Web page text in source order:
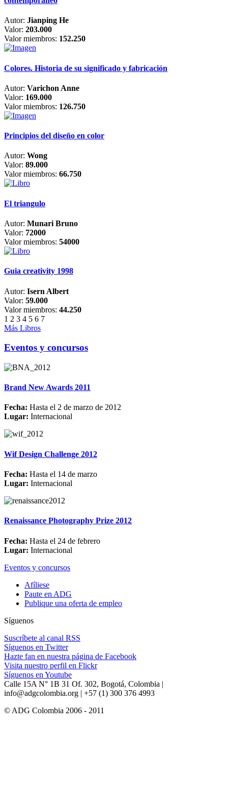
Autor: Jianping He
Valor: 203.000
Valor miembros: 152.250
Colores. Historia de su significado y fabricación
Autor: Varichon Anne
Valor: 169.000
Valor miembros: 126.750
Principios del diseño en color
Autor: Wong
Valor: 89.000
Valor miembros: 66.750
El triangulo
Autor: Munari Bruno
Valor: 72000
Valor miembros: 54000
Guia creativity 1998
Autor: Isern Albert
Valor: 59.000
Valor miembros: 44.250
1 2 3 4 5 6 7
Más Libros
Eventos y concursos
Brand New Awards 2011
Fecha: Hasta el 2 de marzo de 2012
Lugar: Internacional
Wif Design Challenge 2012
Fecha: Hasta el 14 de marzo
Lugar: Internacional
Renaissance Photography Prize 2012
Fecha: Hasta el 24 de febrero
Lugar: Internacional
Eventos y concursos
Afíliese
Paute en ADG
Publique una oferta de empleo
Síguenos
Suscríbete al canal RSS
Síguenos en Twitter
Hazte fan en nuestra página de Facebook
Visita nuestro perfil en Flickr
Síguenos en Youtube
Calle 15A N° 1B 31 Of. 302, Bogotá, Colombia |
info@adgcolombia.org | +57 (1) 300 376 4993
© ADG Colombia 2006 - 2011